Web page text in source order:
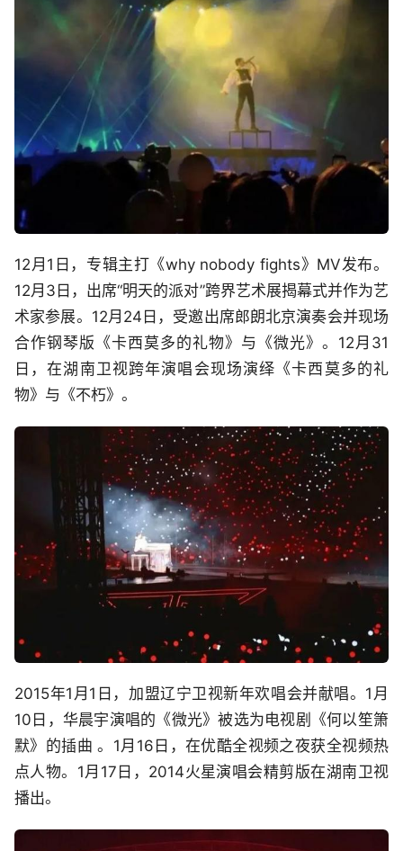
12月1日，专辑主打《why nobody fights》MV发布。
12月3日，出席“明天的派对”跨界艺术展揭幕式并作为艺
术家参展。12月24日，受邀出席郎朗北京演奏会并现场
合作钢琴版《卡西莫多的礼物》与《微光》。12月31
日，在湖南卫视跨年演唱会现场演绎《卡西莫多的礼
物》与《不朽》。
2015年1月1日，加盟辽宁卫视新年欢唱会并献唱。1月
10日，华晨宇演唱的《微光》被选为电视剧《何以笙箫
默》的插曲 。1月16日，在优酷全视频之夜获全视频热
点人物。1月17日，2014火星演唱会精剪版在湖南卫视
播出。